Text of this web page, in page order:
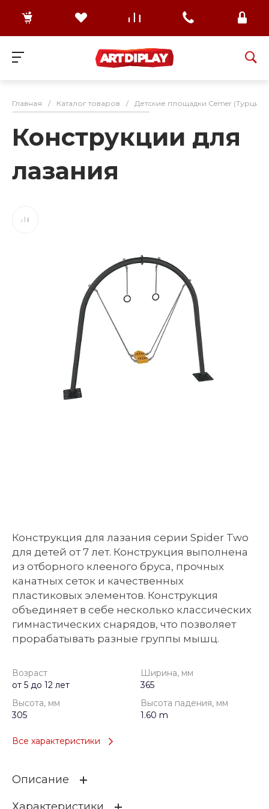
Главная / Каталог товаров / Детские площадки Cemer (Турция)
Конструкции для
лазания
Конструкция для лазания серии Spider Two
для детей от 7 лет. Конструкция выполнена
из отборного клееного бруса, прочных
канатных сеток и качественных
пластиковых элементов. Конструкция
объединяет в себе несколько классических
гимнастических снарядов, что позволяет
прорабатывать разные группы мышц.
Возраст
от 5 до 12 лет
Ширина, мм
365
Высота, мм
305
Высота падения, мм
1.60 m
Все характеристики
Описание